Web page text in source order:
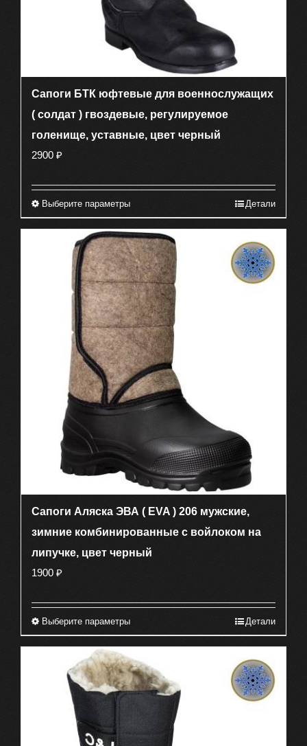
Сапоги БТК юфтевые для военнослужащих
( солдат ) гвоздевые, регулируемое
голенище, уставные, цвет черный
2900 ₽
Выберите параметрыЭтот
имеет
несколько
вариаций.
Опции
можно
выбрать
на
странице
товара.
Детали
Сапоги Аляска ЭВА ( EVA ) 206 мужские,
зимние комбинированные с войлоком на
липучке, цвет черный
1900 ₽
Выберите параметрыЭтот
имеет
несколько
вариаций.
можно
Детали